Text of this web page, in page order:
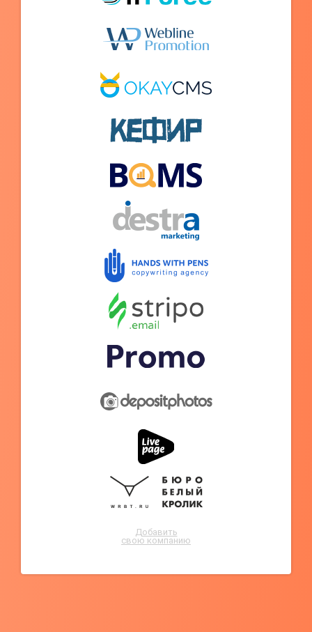
Добавить
свою компанию